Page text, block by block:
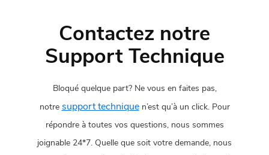
Contactez notre
Support Technique
Bloqué quelque part? Ne vous en faites pas,
notresupport techniquen’est qu’à un click. Pour
répondre à toutes vos questions, nous sommes
joignable 24*7. Quelle que soit votre demande, nous